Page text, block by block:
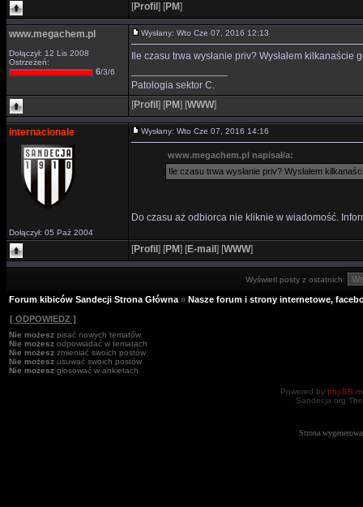
[Profil ] [PM]
www.megachem.pl
Dołączył: 12 Lis 2008
Ostrzeżeń:
6/3/6
Wysłany: Wto Cze 07, 2016 12:13
Ile czasu trwa wysłanie priv? Wysłałem
Patologia sektor C.
[Profil ] [PM] [WWW]
internacionale
Dołączył: 05 Paź 2004
Wysłany: Wto Cze 07, 2016 14:16
www.megachem.pl napisał/a:
Ile czasu trwa wysłanie priv? Wysłałem
Do czasu aż odbiorca nie kliknie w wiadomość.
[Profil ] [PM] [E-mail ] [WWW]
Wyświetl posty z ostatnich:
Forum kibiców Sandecji Strona Główna » Nasze forum i strony internetowe,
[ ODPOWIEDZ ]
Nie możesz pisać nowych tematów
Nie możesz odpowiadać w tematach
Nie możesz zmieniać swoich postów
Nie możesz usuwać swoich postów
Nie możesz głosować w ankietach
Powered by phpBB
Sandecja.org
Strona